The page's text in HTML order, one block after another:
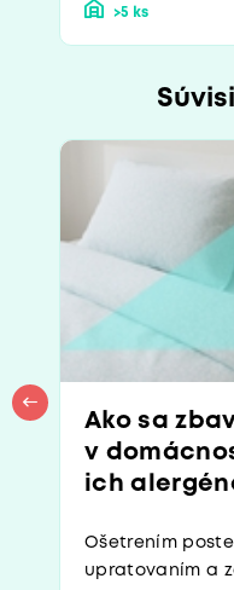
>5 ks
Ako sa
v
ich
Ošetrením
upratovaním a